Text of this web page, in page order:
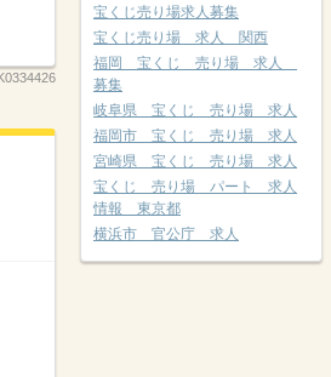
宝くじ売り場求人募集
宝くじ売り場 求人 関西
福岡 宝くじ 売り場 求人
募集
岐阜県 宝くじ 売り場 求人
福岡市 宝くじ 売り場 求人
宮崎県 宝くじ 売り場 求人
宝くじ 売り場 パート 求人
情報 東京都
横浜市 官公庁 求人